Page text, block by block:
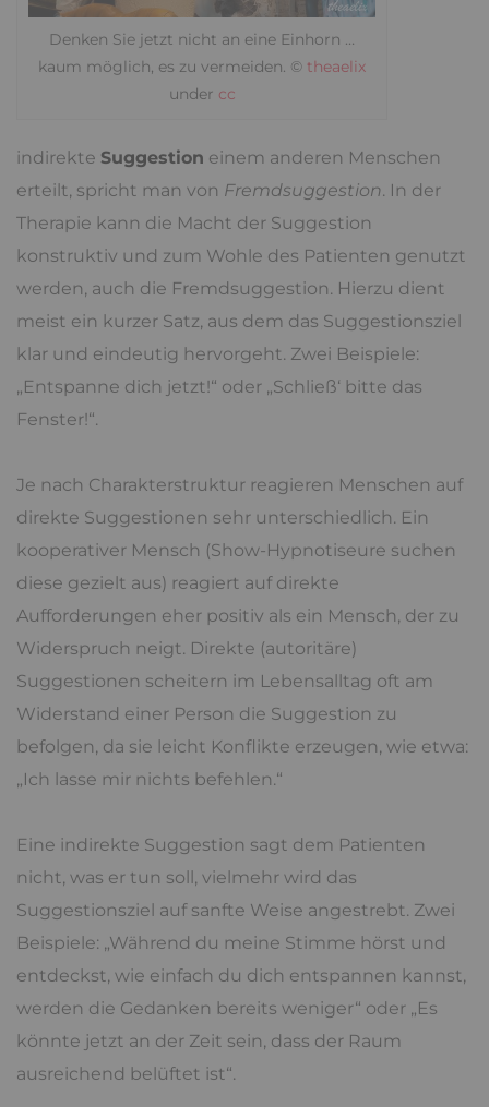
Denken Sie jetzt nicht an eine Einhorn …
kaum möglich, es zu vermeiden. © theaelix
under cc
indirekte Suggestion einem anderen Menschen
erteilt, spricht man von Fremdsuggestion. In der
Therapie kann die Macht der Suggestion
konstruktiv und zum Wohle des Patienten genutzt
werden, auch die Fremdsuggestion. Hierzu dient
meist ein kurzer Satz, aus dem das Suggestionsziel
klar und eindeutig hervorgeht. Zwei Beispiele:
„Entspanne dich jetzt!“ oder „Schließ‘ bitte das
Fenster!“.
Je nach Charakterstruktur reagieren Menschen auf
direkte Suggestionen sehr unterschiedlich. Ein
kooperativer Mensch (Show-Hypnotiseure suchen
diese gezielt aus) reagiert auf direkte
Aufforderungen eher positiv als ein Mensch, der zu
Widerspruch neigt. Direkte (autoritäre)
Suggestionen scheitern im Lebensalltag oft am
Widerstand einer Person die Suggestion zu
befolgen, da sie leicht Konflikte erzeugen, wie etwa:
„Ich lasse mir nichts befehlen.“
Eine indirekte Suggestion sagt dem Patienten
nicht, was er tun soll, vielmehr wird das
Suggestionsziel auf sanfte Weise angestrebt. Zwei
Beispiele: „Während du meine Stimme hörst und
entdeckst, wie einfach du dich entspannen kannst,
werden die Gedanken bereits weniger“ oder „Es
könnte jetzt an der Zeit sein, dass der Raum
ausreichend belüftet ist“.